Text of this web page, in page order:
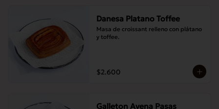
Danesa Platano Toffee
Masa de croissant relleno con plátano
y toffee.
$2.600
Galleton Avena Pasas